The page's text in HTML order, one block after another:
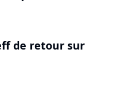
de retour sur